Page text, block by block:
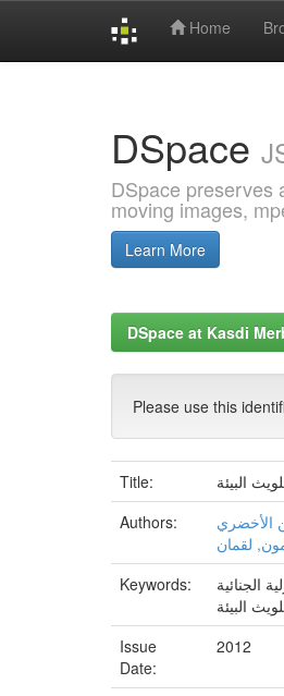
Home
DSpace
DSpace preserves
moving images,
Learn More
DSpace at Kasdi
Please use this
Title:
البيئة
Authors:
الأخضري
لقمان
Keywords:
الجنائية
البيئة
Issue
Date:
2012